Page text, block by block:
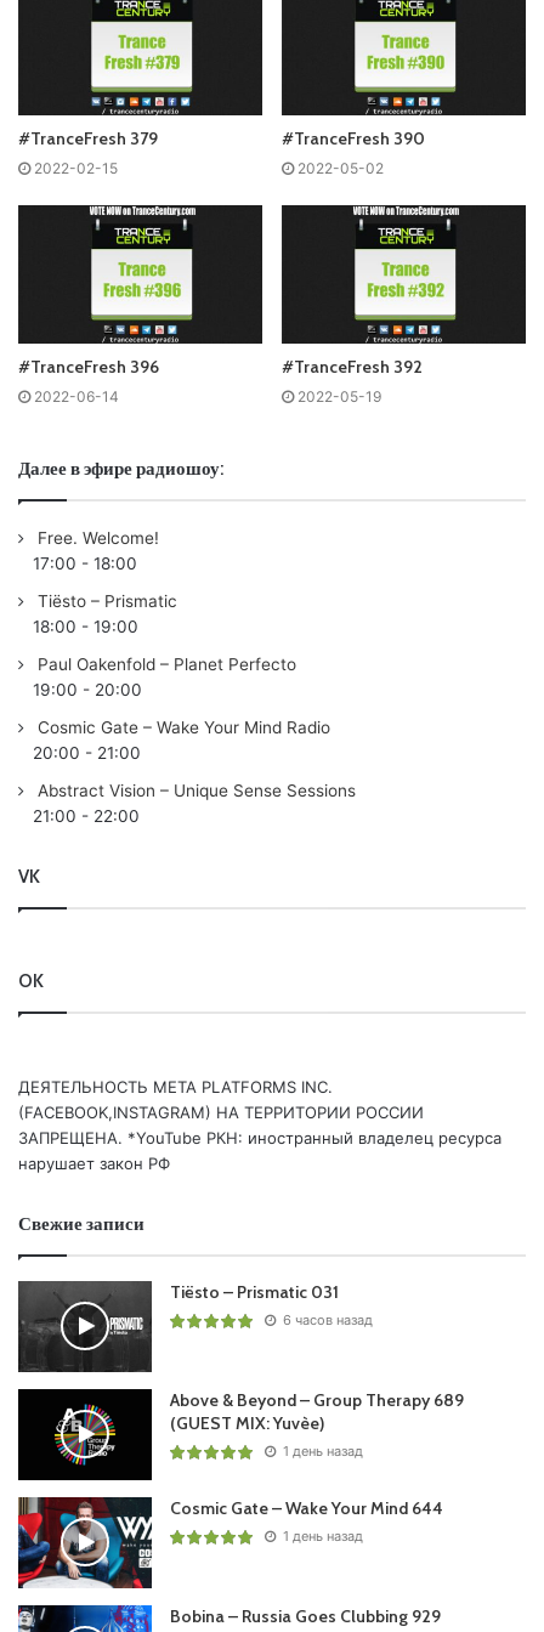
Понравился выпуск?
Пользовательская оценка: Будь первым !
#TranceFresh 379
2022-02-15
#TranceFresh 390
2022-05-02
#TranceFresh 396
2022-06-14
#TranceFresh 392
2022-05-19
Далее в эфире радиошоу:
Free. Welcome!
17:00 - 18:00
Tiësto – Prismatic
18:00 - 19:00
Paul Oakenfold – Planet Perfecto
19:00 - 20:00
Cosmic Gate – Wake Your Mind Radio
20:00 - 21:00
Abstract Vision – Unique Sense Sessions
21:00 - 22:00
VK
OK
ДЕЯТЕЛЬНОСТЬ МЕТА PLATFORMS INC.
(FACEBOOK,INSTAGRAM) НА ТЕРРИТОРИИ РОССИИ
ЗАПРЕЩЕНА. *YouTube РКН: иностранный владелец ресурса
нарушает закон РФ
Свежие записи
Tiësto – Prismatic 031
6 часов назад
Above & Beyond – Group Therapy 689
(GUEST MIX: Yuvèe)
1 день назад
Cosmic Gate – Wake Your Mind 644
1 день назад
Bobina – Russia Goes Clubbing 929